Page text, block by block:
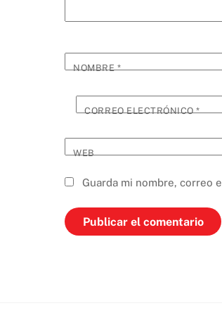
NOMBRE*
CORREO ELECTRÓNICO*
WEB
Guarda mi nombre, correo